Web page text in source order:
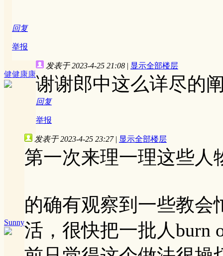
回复
举报
健健康康
发表于 2023-4-25 21:08 | 显示全部楼层
谢谢郎中这么详尽的
回复
举报
Sunny
发表于 2023-4-25 23:27 | 显示全部楼层
第一次来理一理这些人
的确有观察到一些教会
活，很快把一批人burn